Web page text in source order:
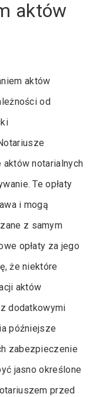
aktów
aktów
od
notarialnych
Te opłaty
i mogą
z samym
opłaty za jego
że niektóre
aktów
dodatkowymi
późniejsze
zabezpieczenie
jasno określone
przed